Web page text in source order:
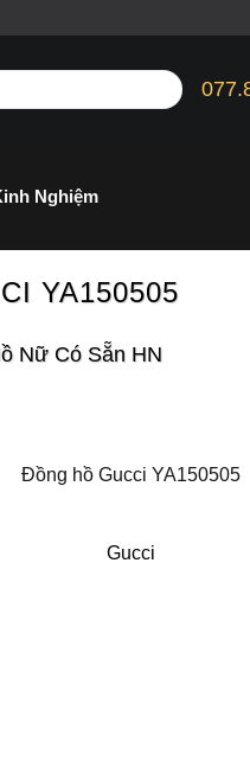
Nghiệm
YA150505
Nữ Có Sẵn HN
Đồng hồ Gucci YA150505
Gucci